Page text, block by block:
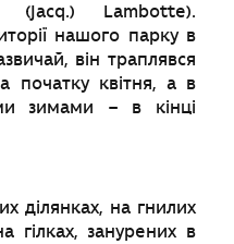
Lambotte).
нашого парку в
він траплявся
початку квітня, а в
зимами – в кінці
ділянках, на гнилих
гілках, занурених в